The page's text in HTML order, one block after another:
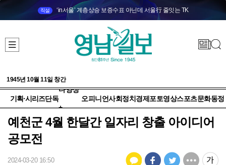
직설 ‘in서울’ 계층상승 보증수표 아닌데 서울行 줄잇는 TK
1945년 10월 11일 창간
기획·시리즈단독
다양성
+
오피니언사회정치 경제 포토영상스포츠문화동정
예천군 4월 한달간 일자리 창출 아이디어
공모전
2024-03-20 16:50